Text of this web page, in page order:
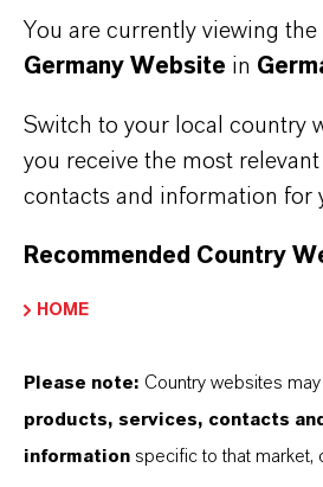
MEHR ÜBER
You are currently viewing the
Germany Website in
Switch to your local country
you receive the most
contacts and information for
Recommended Country
HOME
Please note: Country websites
products, services, contacts
information specific to that market,